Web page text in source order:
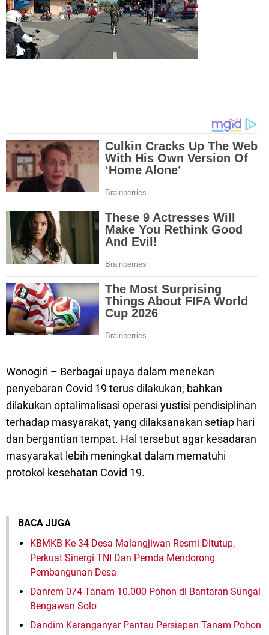
Wonogiri – Berbagai upaya dalam menekan
penyebaran Covid 19 terus dilakukan, bahkan
dilakukan optalimalisasi operasi yustisi pendisiplinan
terhadap masyarakat, yang dilaksanakan setiap hari
dan bergantian tempat. Hal tersebut agar kesadaran
masyarakat lebih meningkat dalam mematuhi
protokol kesehatan Covid 19.
BACA JUGA
KBMKB Ke-34 Desa Malangjiwan Resmi Ditutup,
Perkuat Sinergi TNI Dan Pemda Mendorong
Pembangunan Desa
Danrem 074 Tanam 10.000 Pohon di Bantaran Sungai
Bengawan Solo
Dandim Karanganyar Pantau Persiapan Tanam Pohon